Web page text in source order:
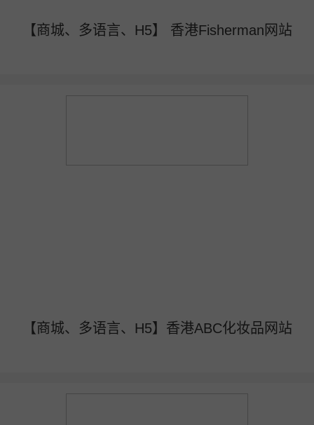
【商城、多语言、H5】 香港Fisherman网站
【商城、多语言、H5】香港ABC化妆品网站